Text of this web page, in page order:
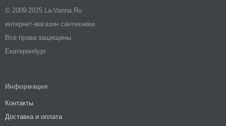
© 2009-2025 La-Vanna.Ru
интернет-магазин сантехники
Все права защищены
Екатеринбург
Информация
Контакты
Доставка и оплата